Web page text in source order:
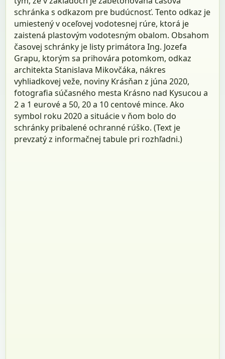
schránka s odkazom pre budúcnosť. Tento odkaz je
umiestený v oceľovej vodotesnej rúre, ktorá je
zaistená plastovým vodotesným obalom. Obsahom
časovej schránky je listy primátora Ing. Jozefa
Grapu, ktorým sa prihovára potomkom, odkaz
architekta Stanislava Mikovčáka, nákres
vyhliadkovej veže, noviny Krásňan z júna 2020,
fotografia súčasného mesta Krásno nad Kysucou a
2 a 1 eurové a 50, 20 a 10 centové mince. Ako
symbol roku 2020 a situácie v ňom bolo do
schránky pribalené ochranné rúško. (Text je
prevzatý z informačnej tabule pri rozhľadni.)